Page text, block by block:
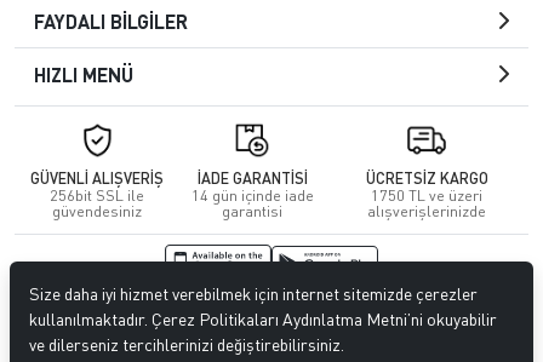
FAYDALI BİLGİLER
HIZLI MENÜ
GÜVENLİ ALIŞVERİŞ
256bit SSL ile
güvendesiniz
İADE GARANTİSİ
14 gün içinde iade
garantisi
ÜCRETSİZ KARGO
1750 TL ve üzeri
alışverişlerinizde
© 2026Kuafördepo. Tüm hakları saklıdır.
Size daha iyi hizmet verebilmek için internet sitemizde çerezler
kullanılmaktadır. Çerez Politikaları Aydınlatma Metni’ni okuyabilir
ve dilerseniz tercihlerinizi değiştirebilirsiniz.